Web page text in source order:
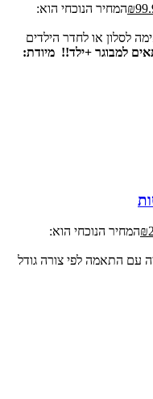
₪המחיר הנוכחי הוא:
לסלון או לחדר הילדים
מיודת:
₪המחיר הנוכחי הוא:
6 פאות לקובייה עם התאמה לפי צורה גודל